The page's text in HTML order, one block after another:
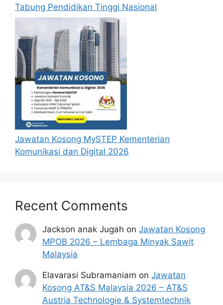
lengkapkan dan kemaskini maklumat anda
yang telah didaftarkan. Permohonan yang
tidak menerima sebarang jawapan selepas
bulandari tarikh iklan ditutup hendaklah
menganggap permohonan mereka tidak
berjaya.
Borang Permohonan Majlis Perbandaran Muar
Permohonan Online SPAJ
Tabung Pendidikan Tinggi Nasional
Jawatan Kosong MySTEP Kementerian
Komunikasi dan Digital 2026
Recent Comments
Jackson anak Jugah onJawatan Kosong
MPOB 2026 – Lembaga Minyak Sawit
Malaysia
Elavarasi Subramaniam onJawatan
Kosong AT&S Malaysia 2026 – AT&S
Austria Technologie & Systemtechnik